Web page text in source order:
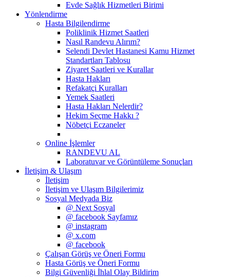
Evde Sağlık Hizmetleri Birimi
Yönlendirme
Hasta Bilgilendirme
Poliklinik Hizmet Saatleri
Nasıl Randevu Alırım?
Selendi Devlet Hastanesi Kamu Hizmet
Standartları Tablosu
Ziyaret Saatleri ve Kurallar
Hasta Hakları
Refakatçi Kuralları
Yemek Saatleri
Hasta Hakları Nelerdir?
Hekim Seçme Hakkı ?
Nöbetçi Eczaneler
Online İşlemler
RANDEVU AL
Laboratuvar ve Görüntüleme Sonuçları
İletişim & Ulaşım
İletişim
İletişim ve Ulaşım Bilgilerimiz
Sosyal Medyada Biz
@ Next Sosyal
@ facebook Sayfamız
@ instagram
@ x.com
@ facebook
Çalışan Görüş ve Öneri Formu
Hasta Görüş ve Öneri Formu
Bilgi Güvenliği İhlal Olay Bildirim